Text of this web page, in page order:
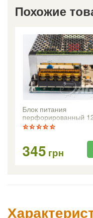
Похожие
Блок питания
перфорированный
345 грн